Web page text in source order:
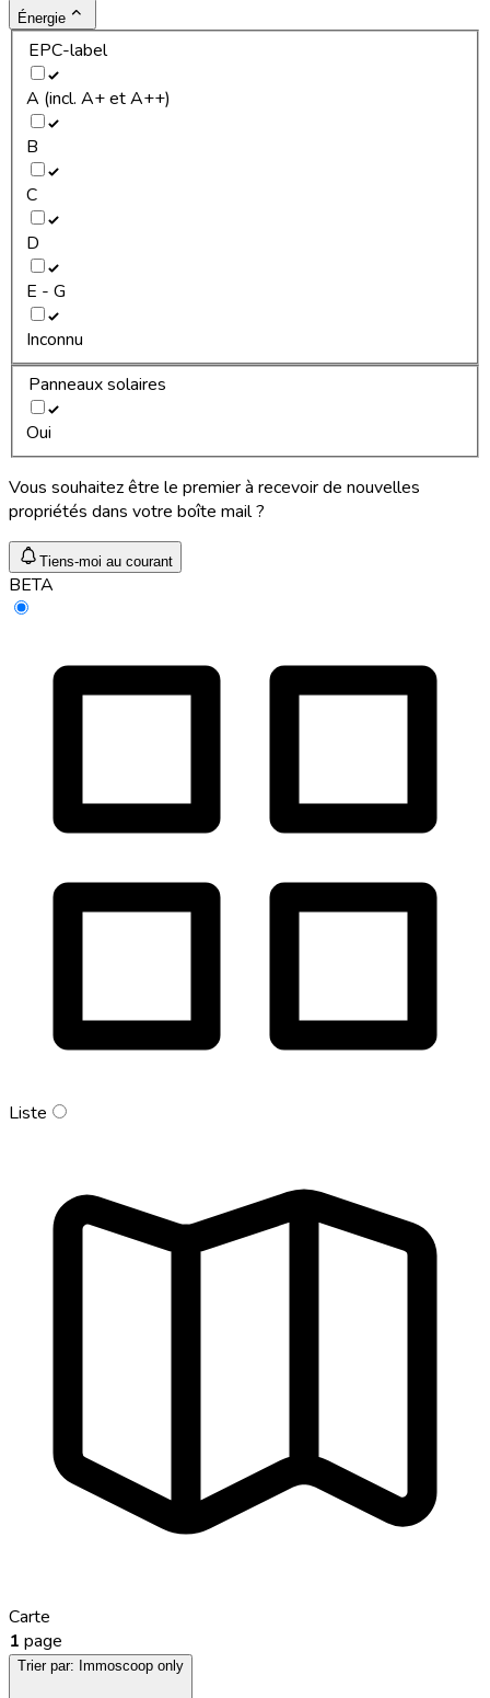
Énergie
EPC-label
A (incl. A+ et A++)
B
C
D
E - G
Inconnu
Panneaux solaires
Oui
Vous souhaitez être le premier à recevoir de nouvelles
propriétés dans votre boîte mail ?
Tiens-moi au courant
BETA
Liste
Carte
1 page
Trier par: Immoscoop only